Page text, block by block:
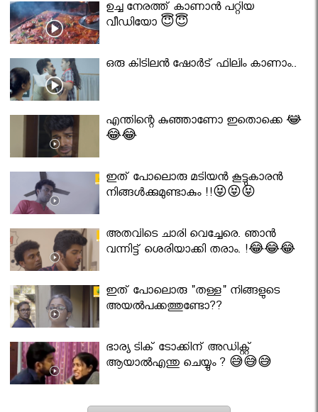
ഉച്ച നേരത്ത് കാണാൻ പറ്റിയ
വീഡിയോ 😇😇
ഒരു കിടിലൻ ഷോർട് ഫിലിം കാണാം..
എന്തിന്റെ കുഞ്ഞാണോ ഇതൊക്കെ 😂
😂😂
ഇത് പോലൊരു മടിയൻ കൂട്ടുകാരൻ
നിങ്ങൾക്കുമുണ്ടാകും !!😝😝😝
അതവിടെ ചാരി വെച്ചേരെ. ഞാൻ
വന്നിട്ട് ശെരിയാക്കി തരാം. !😂😂😂
ഇത് പോലൊരു "തള്ള" നിങ്ങളുടെ
അയല്‍പക്കത്തുണ്ടോ??
ഭാര്യ ടിക് ടോക്കിന് അഡിക്റ്റ്
ആയാൽഎന്തു ചെയ്യും ? 😅😅😅